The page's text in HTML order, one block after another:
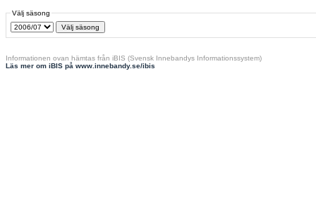
Välj säsong
Informationen ovan hämtas från iBIS (Svensk Innebandys Informationssystem)
Läs mer om iBIS på www.innebandy.se/ibis